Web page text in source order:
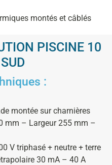
montés et câblés
PISCINE 10
:
montée sur charnières
mm – Largeur 255 mm –
V triphasé + neutre + terre
30 mA – 40 A